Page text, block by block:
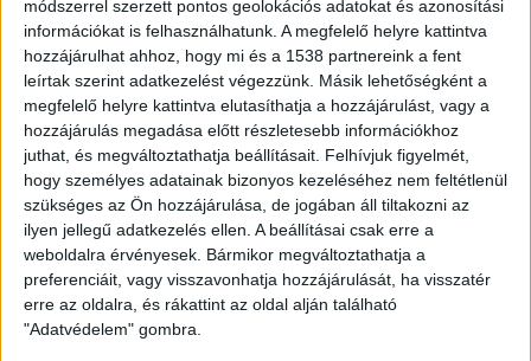
módszerrel szerzett pontos geolokációs adatokat és azonosítási
információkat is felhasználhatunk. A megfelelő helyre kattintva
hozzájárulhat ahhoz, hogy mi és a 1538 partnereink a fent
leírtak szerint adatkezelést végezzünk. Másik lehetőségként a
megfelelő helyre kattintva elutasíthatja a hozzájárulást, vagy a
hozzájárulás megadása előtt részletesebb információkhoz
juthat, és megváltoztathatja beállításait. Felhívjuk figyelmét,
hogy személyes adatainak bizonyos kezeléséhez nem feltétlenül
szükséges az Ön hozzájárulása, de jogában áll tiltakozni az
ilyen jellegű adatkezelés ellen. A beállításai csak erre a
weboldalra érvényesek. Bármikor megváltoztathatja a
preferenciáit, vagy visszavonhatja hozzájárulását, ha visszatér
erre az oldalra, és rákattint az oldal alján található
"Adatvédelem" gombra.
Kiemelte, hogy a fenntarthatósági események a Grüne
Kiste nevet kapták, amely szimbolikus jelentéssel bír.
Hosszú ideje létező szolgáltatás Németországban Grüne
Kiste, amelyben fenntartható gazdaságok ajánlják fel
szezonális termékeit. Ezek egy zöld dobozba kerülnek
receptekkel együtt és így juttatják el az emberekhez. “Mi
is recepteket kínálunk fel, hogy miként lehet a
környezetünkkel jobban törődni, mit tudunk tenni a
szeméttel, hogyan lehet takarékoskodni és ezzel
kevesebb szemetet termelni és hogyan lehet a
szemétből művészet” – magyarázta.